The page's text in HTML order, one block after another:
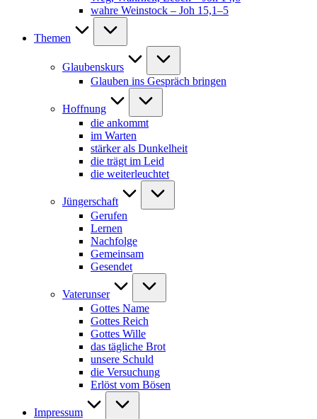
wahre Weinstock – Joh 15,1–5
Themen
Glaubenskurs
Glauben ins Gespräch bringen
Hoffnung
die ankommt
im Warten
stärker als Dunkelheit
die trägt im Leid
die weiterleuchtet
Jüngerschaft
Gerufen
Lernen
Nachfolge
Gemeinsam
Gesendet
Vaterunser
Gottes Name
Gottes Reich
Gottes Wille
das tägliche Brot
unsere Schuld
die Versuchung
Erlöst vom Bösen
Impressum